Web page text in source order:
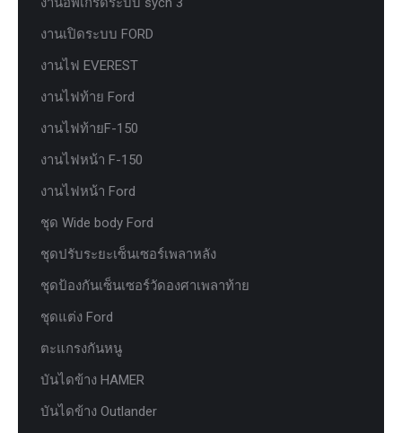
งานเปิดระบบ FORD
งานไฟ EVEREST
งานไฟท้าย Ford
งานไฟท้ายF-150
งานไฟหน้า F-150
งานไฟหน้า Ford
ชุด Wide body Ford
ชุดปรับระยะเซ็นเซอร์เพลาหลัง
ชุดป้องกันเซ็นเซอร์วัดองศาเพลาท้าย
ชุดแต่ง Ford
ตะแกรงกันหนู
บันไดข้าง HAMER
บันไดข้าง Outlander